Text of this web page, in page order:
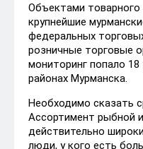
Объектами
крупнейшие
федеральных
розничные торговые
мониторинг попало
районах Мурманска.
Необходимо сказать
Ассортимент рыбной
действительно
люди, у кого есть